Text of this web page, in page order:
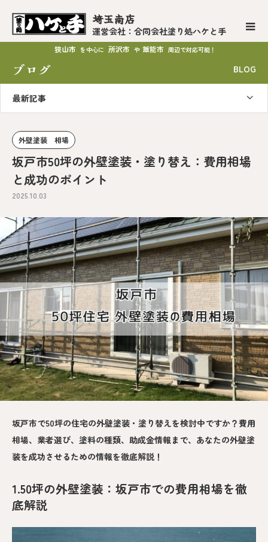
埼玉南店
運営会社：合同会社塗り処ハケと手
狭山市 を中心に 所沢市 や 飯能市 周辺で対応可能！
ブログ BLOG
最新記事
外壁塗装 相場
坂戸市50坪の外壁塗装・塗り替え：費用相場
と成功のポイント
2025.10.03
坂戸市で50坪の住宅の外壁塗装・塗り替えを検討中ですか？費用
相場、業者選び、塗料の種類、助成金情報まで、あなたの外壁塗
装を成功させるための情報を徹底解説！
1.50坪の外壁塗装：坂戸市での費用相場を徹
底解説